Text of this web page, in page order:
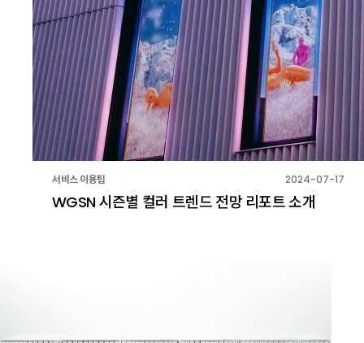
서비스 이용팁 2024-07-17
WGSN 시즌별 컬러 트렌드 전망 리포트 소개